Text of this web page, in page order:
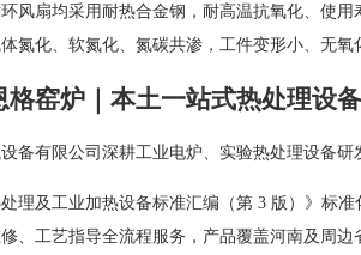
风扇均采用耐热合金钢，耐高温抗氧化、使
氮化、软氮化、氮碳共渗，工件变形小、无
格窑炉｜本土一站式热处理设
备有限公司深耕工业电炉、实验热处理设备
理及工业加热设备标准汇编（第 3 版）》标
、工艺指导全流程服务，产品覆盖河南及周